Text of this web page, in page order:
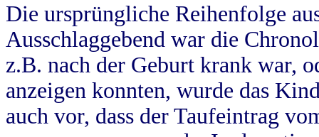
Die ursprüngliche Reihenfolge
Ausschlaggebend war die
z.B. nach der Geburt krank war,
anzeigen konnten, wurde das
auch vor, dass der Taufeintrag